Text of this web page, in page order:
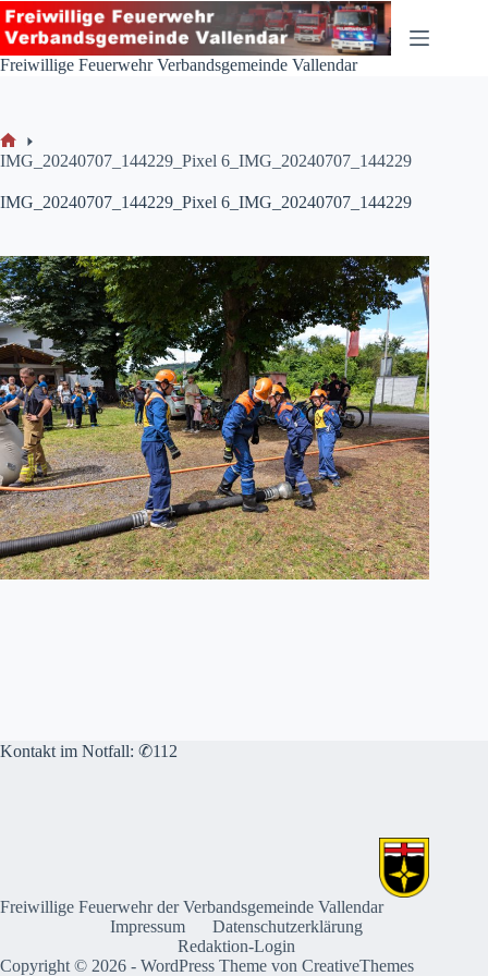
Zum
Inhalt
springen
Freiwillige Feuerwehr Verbandsgemeinde Vallendar
Start
IMG_20240707_144229_Pixel 6_IMG_20240707_144229
IMG_20240707_144229_Pixel 6_IMG_20240707_144229
Kontakt im Notfall: ✆112
Freiwillige Feuerwehr der Verbandsgemeinde Vallendar
Impressum
Datenschutzerklärung
Redaktion-Login
Copyright © 2026 - WordPress Theme von CreativeThemes